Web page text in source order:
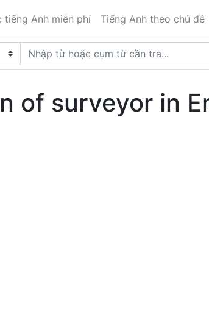
tiếng Anh miễn phí Tiếng Anh theo chủ đề
of surveyor in